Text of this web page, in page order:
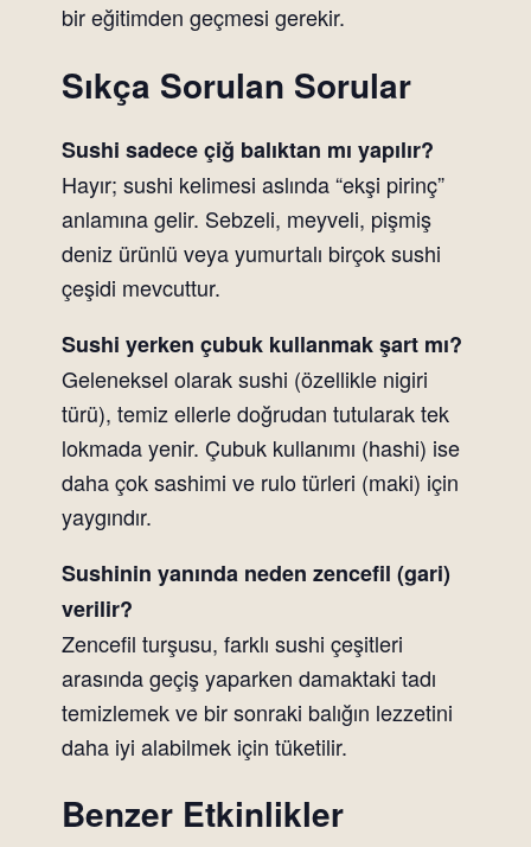
bir eğitimden geçmesi gerekir.
Sıkça Sorulan Sorular
Sushi sadece çiğ balıktan mı yapılır?
Hayır; sushi kelimesi aslında “ekşi pirinç”
anlamına gelir. Sebzeli, meyveli, pişmiş
deniz ürünlü veya yumurtalı birçok sushi
çeşidi mevcuttur.
Sushi yerken çubuk kullanmak şart mı?
Geleneksel olarak sushi (özellikle nigiri
türü), temiz ellerle doğrudan tutularak tek
lokmada yenir. Çubuk kullanımı (hashi) ise
daha çok sashimi ve rulo türleri (maki) için
yaygındır.
Sushinin yanında neden zencefil (gari)
verilir?
Zencefil turşusu, farklı sushi çeşitleri
arasında geçiş yaparken damaktaki tadı
temizlemek ve bir sonraki balığın lezzetini
daha iyi alabilmek için tüketilir.
Benzer Etkinlikler